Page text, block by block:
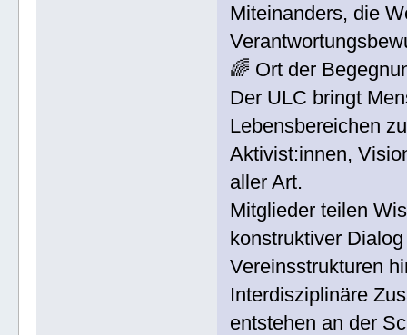
Miteinanders, die
🌈 Ort der
Der ULC bringt
Lebensbereichen
Aktivist:innen,
aller Art.
Mitglieder teilen
konstruktiver
Vereinsstrukturen
Interdisziplinäre
entstehen an der